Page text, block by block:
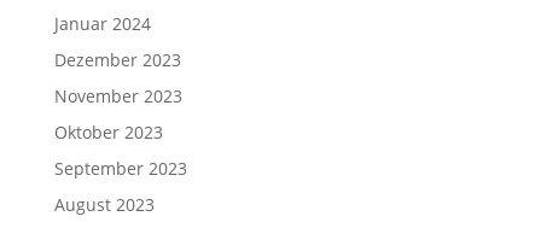
Januar 2024
Dezember 2023
November 2023
Oktober 2023
September 2023
August 2023